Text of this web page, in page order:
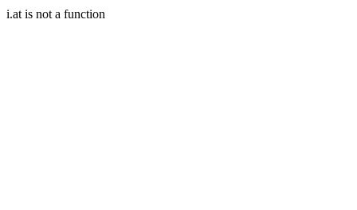
i.at is not a function